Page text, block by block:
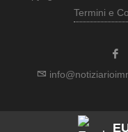
Termini e